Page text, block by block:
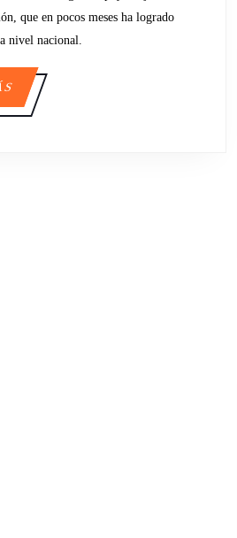
que en pocos meses ha logrado
nivel nacional.
LEER
MÁS